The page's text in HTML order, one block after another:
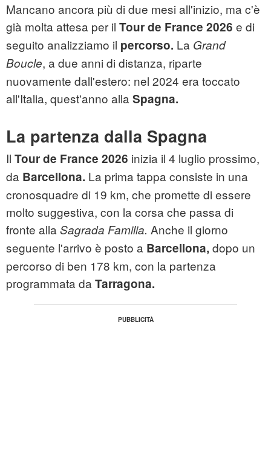
Mancano ancora più di due mesi all'inizio, ma c'è
già molta attesa per il Tour de France 2026 e di
seguito analizziamo il percorso. La Grand
Boucle, a due anni di distanza, riparte
nuovamente dall'estero: nel 2024 era toccato
all'Italia, quest'anno alla Spagna.
La partenza dalla Spagna
Il Tour de France 2026 inizia il 4 luglio prossimo,
da Barcellona. La prima tappa consiste in una
cronosquadre di 19 km, che promette di essere
molto suggestiva, con la corsa che passa di
fronte alla Sagrada Familia. Anche il giorno
seguente l'arrivo è posto a Barcellona, dopo un
percorso di ben 178 km, con la partenza
programmata da Tarragona.